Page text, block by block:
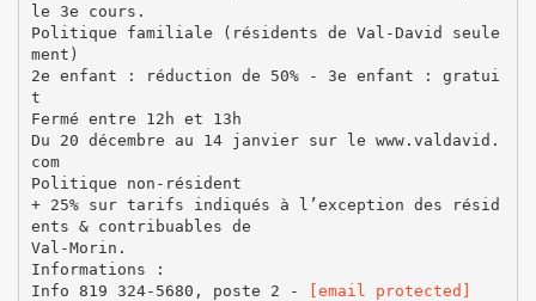
le 3e cours.
Politique familiale (résidents de Val-David seule
ment)
2e enfant : réduction de 50% - 3e enfant : gratui
t
Fermé entre 12h et 13h
Du 20 décembre au 14 janvier sur le www.valdavid.
com
Politique non-résident
+ 25% sur tarifs indiqués à l’exception des résid
ents & contribuables de
Val-Morin.
Informations :
Info 819 324-5680, poste 2 -
[email protected]